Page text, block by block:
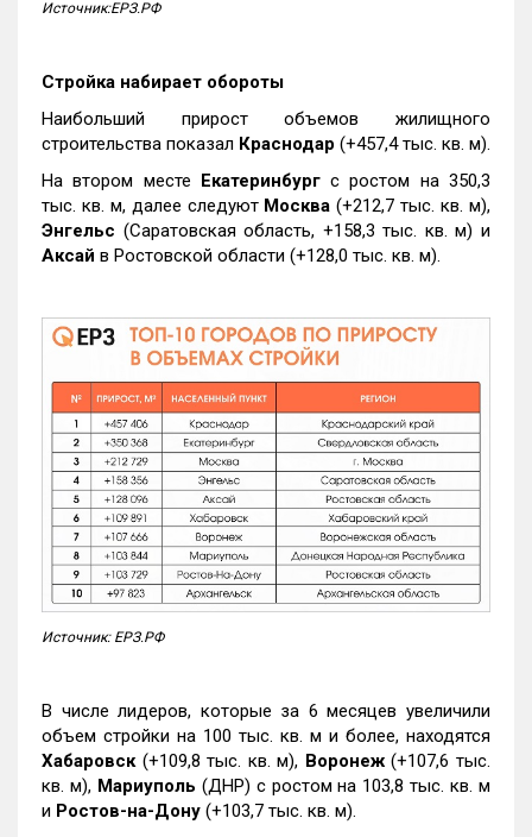
Источник:ЕРЗ.РФ
Стройка набирает обороты
Наибольший прирост объемов жилищного
строительства показал Краснодар (+457,4 тыс. кв. м).
На втором месте Екатеринбургс ростом на 350,3
тыс. кв. м, далее следуют Москва (+212,7 тыс. кв. м),
Энгельс (Саратовская область, +158,3 тыс. кв. м) и
Аксай в Ростовской области (+128,0 тыс. кв. м).
Источник: ЕРЗ.РФ
В числе лидеров, которые за 6 месяцев увеличили
объем стройки на 100 тыс. кв. м и более, находятся
Хабаровск (+109,8 тыс. кв. м), Воронеж(+107,6 тыс.
кв. м), Мариуполь (ДНР) с ростом на 103,8 тыс. кв. м
и Ростов-на-Дону (+103,7 тыс. кв. м).